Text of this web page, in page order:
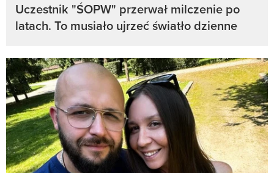
Uczestnik "ŚOPW" przerwał milczenie po
latach. To musiało ujrzeć światło dzienne